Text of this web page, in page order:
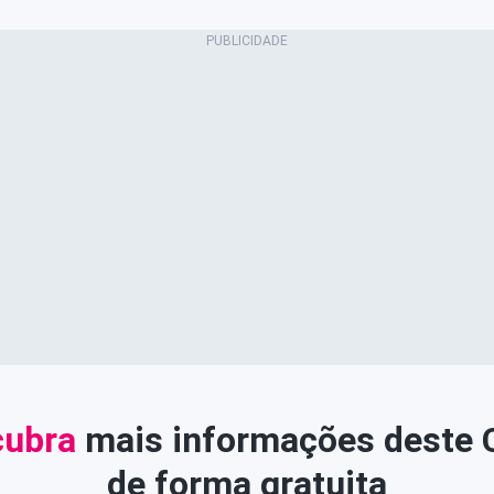
mais informações deste
de forma gratuita